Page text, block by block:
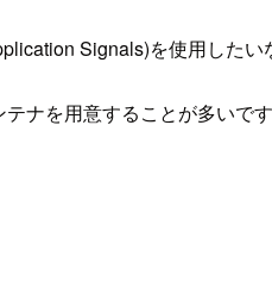
Signals)を使用したい
ナを用意することが多いです